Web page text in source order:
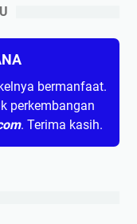
bermanfaat.
perkembangan
. Terima kasih.